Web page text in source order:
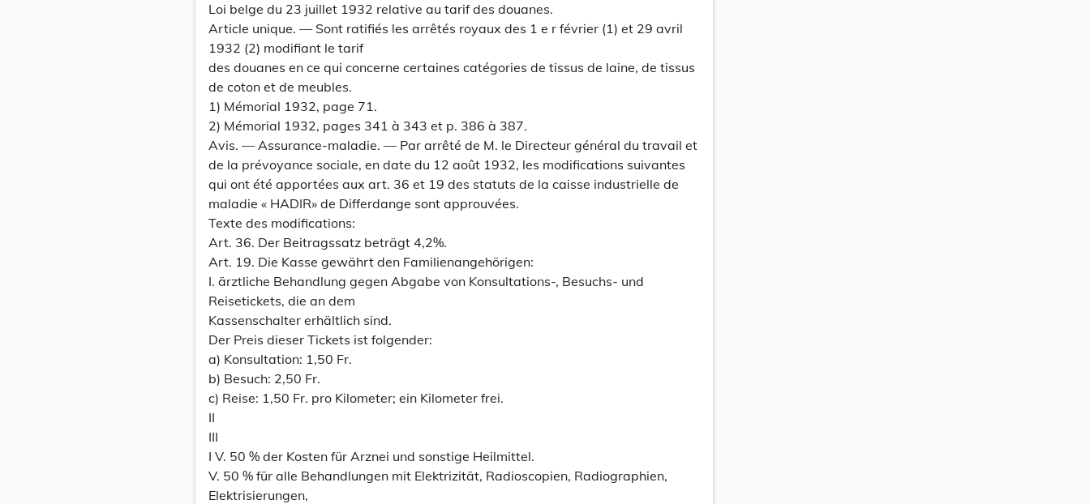
Loi belge du 23 juillet 1932 relative au tarif des douanes.
Article unique. — Sont ratifiés les arrêtés royaux des 1 e r février (1) et 29 avril
1932 (2) modifiant le tarif
des douanes en ce qui concerne certaines catégories de tissus de laine, de tissus
de coton et de meubles.
1) Mémorial 1932, page 71.
2) Mémorial 1932, pages 341 à 343 et p. 386 à 387.
Avis. — Assurance-maladie. — Par arrêté de M. le Directeur général du travail et
de la prévoyance sociale, en date du 12 août 1932, les modifications suivantes
qui ont été apportées aux art. 36 et 19 des statuts de la caisse industrielle de
maladie « HADIR» de Differdange sont approuvées.
Texte des modifications:
Art. 36. Der Beitragssatz beträgt 4,2%.
Art. 19. Die Kasse gewährt den Familienangehörigen:
I. ärztliche Behandlung gegen Abgabe von Konsultations-, Besuchs- und
Reisetickets, die an dem
Kassenschalter erhältlich sind.
Der Preis dieser Tickets ist folgender:
a) Konsultation: 1,50 Fr.
b) Besuch: 2,50 Fr.
c) Reise: 1,50 Fr. pro Kilometer; ein Kilometer frei.
II
III
I V. 50 % der Kosten für Arznei und sonstige Heilmittel.
V. 50 % für alle Behandlungen mit Elektrizität, Radioscopien, Radiographien,
Elektrisierungen,